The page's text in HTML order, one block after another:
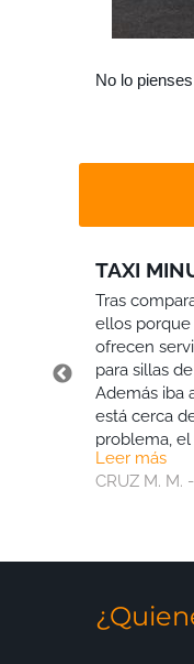
No lo
autos
TAXI
Tras
ellos
ofrecen
para sillas
Además iba
está cerca
problema,
directo.
Leer más
CRUZ M. M.